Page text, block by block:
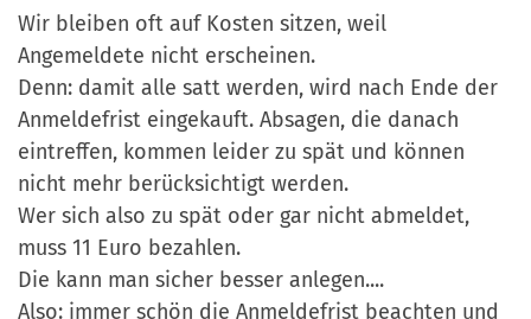
Wir bleiben oft auf Kosten sitzen, weil
Angemeldete nicht erscheinen.
Denn: damit alle satt werden, wird nach Ende der
Anmeldefrist eingekauft. Absagen, die danach
eintreffen, kommen leider zu spät und können
nicht mehr berücksichtigt werden.
Wer sich also zu spät oder gar nicht abmeldet,
muss 11 Euro bezahlen.
Die kann man sicher besser anlegen....
Also: immer schön die Anmeldefrist beachten und